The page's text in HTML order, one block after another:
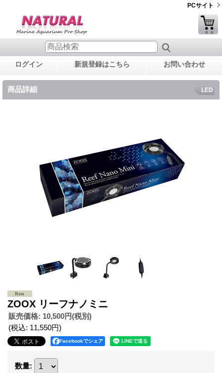
PCサイト
ログイン 新規登録はこちら お問い合わせ
商品詳細 LED
ZOOX リーフナノミニ
販売価格: 10,500円(税別)
(税込: 11,550円)
Facebookでシェア
数量: